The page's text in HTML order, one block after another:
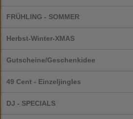
FRÜHLING - SOMMER
Herbst-Winter-XMAS
Gutscheine/Geschenkidee
49 Cent - Einzeljingles
DJ - SPECIALS